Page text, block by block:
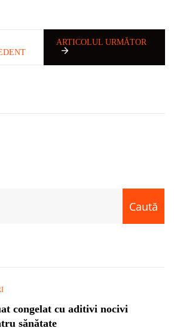
ARTICOLUL URMĂTOR
Caută
congelat cu aditivi nocivi
sănătate